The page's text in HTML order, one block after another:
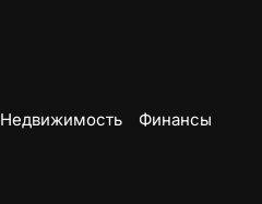
Недвижимость Финансы